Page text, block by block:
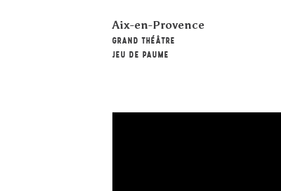
Aix-en-Provence
GRAND THÉÂTRE
JEU DE PAUME